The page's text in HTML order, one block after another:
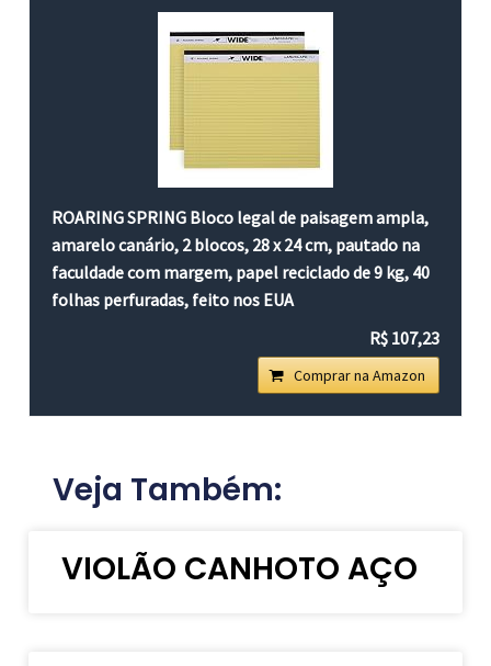
ROARING SPRING Bloco legal de paisagem ampla,
amarelo canário, 2 blocos, 28 x 24 cm, pautado na
faculdade com margem, papel reciclado de 9 kg, 40
folhas perfuradas, feito nos EUA
R$ 107,23
Comprar na Amazon
Veja Também:
VIOLÃO CANHOTO AÇO